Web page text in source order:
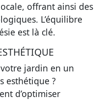
offrant ainsi des
L’équilibre
est là clé.
jardin en un
esthétique ?
d’optimiser